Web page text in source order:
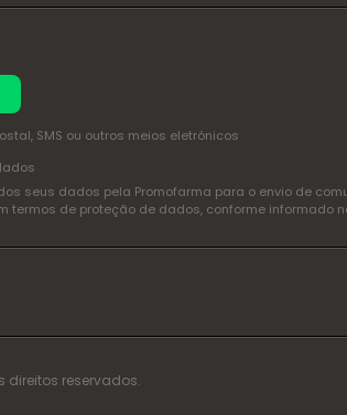
SMS ou outros meios eletrónicos
seus dados pela Promofarma para o envio de
termos de proteção de dados, conforme informado
direitos reservados.